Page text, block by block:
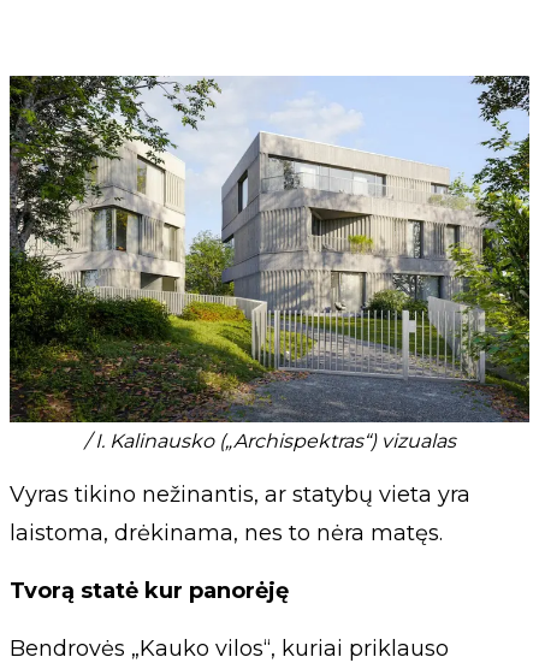
/ I. Kalinausko („Archispektras“) vizualas
Vyras tikino nežinantis, ar statybų vieta yra
laistoma, drėkinama, nes to nėra matęs.
Tvorą statė kur panorėję
Bendrovės „Kauko vilos“, kuriai priklauso